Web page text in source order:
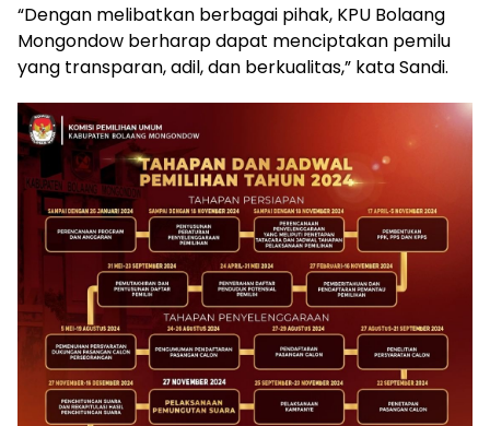
“Dengan melibatkan berbagai pihak, KPU Bolaang
Mongondow berharap dapat menciptakan pemilu
yang transparan, adil, dan berkualitas,” kata Sandi.